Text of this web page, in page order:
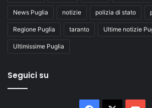
News Puglia notizie polizia di stato
Regione Puglia taranto Ultime notizie
Ultimissime Puglia
Seguici su